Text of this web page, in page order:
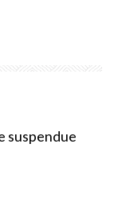
suspendue